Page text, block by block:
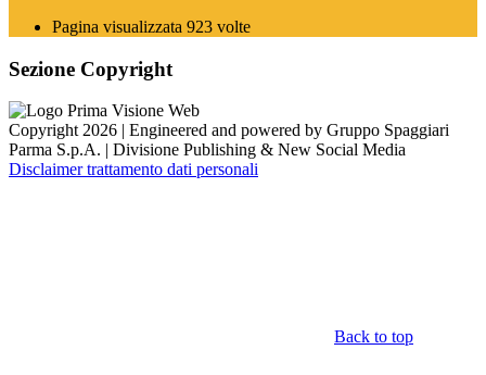
Pagina visualizzata 923 volte
Sezione Copyright
Copyright 2026 | Engineered and powered by Gruppo Spaggiari
Parma S.p.A. | Divisione Publishing & New Social Media
Disclaimer trattamento dati personali
Back to top